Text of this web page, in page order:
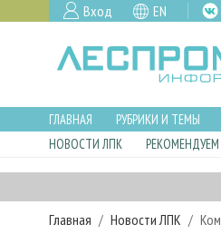
Вход EN
ГЛАВНАЯ РУБРИКИ И ТЕМЫ
НОВОСТИ ЛПК
Главная Новости ЛПК